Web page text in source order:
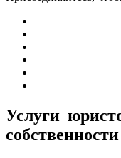
Услуги
собственности